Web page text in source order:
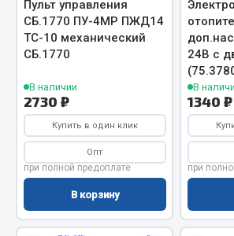
Фитинги
Штуцеры
Инструмент
Автомобильный инструмент
Измерительный инструмент
Режущий инструмент
Пульт управления
СБ.1770 ПУ-4МР ПЖД14
ТС-10 механический
СБ.1770
В наличии
2730 ₽
Купить в один клик
Опт
при полной предоплате
В корзину
24В с
В
1340 ₽
при